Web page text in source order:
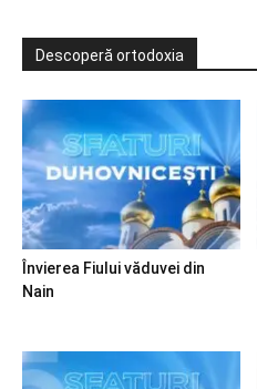
Descoperă ortodoxia
Învierea Fiului văduvei din
Nain